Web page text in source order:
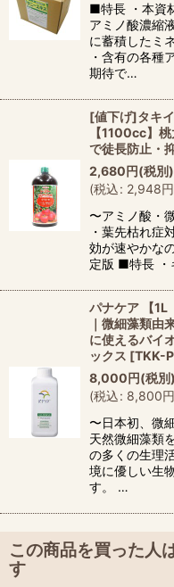
■特長 ・本資
アミノ酸濃縮
に蓄積したミ
・含有の各種
期待で…
[値下げ]タキ
【1100cc】
で徒長防止・
2,680円(税別)
(税込: 2,948円
〜アミノ酸・
・葉先枯れ症
効が速やかな
定版 ■特長 ・
パナケア 【
｜微細藻類由
に使えるバイ
ックス [TKK-
8,000円(税別)
(税込: 8,800円
〜日本初、微
天然微細藻類
の多くの生理
境に優しい生
す。 …
この商品を買った人
す